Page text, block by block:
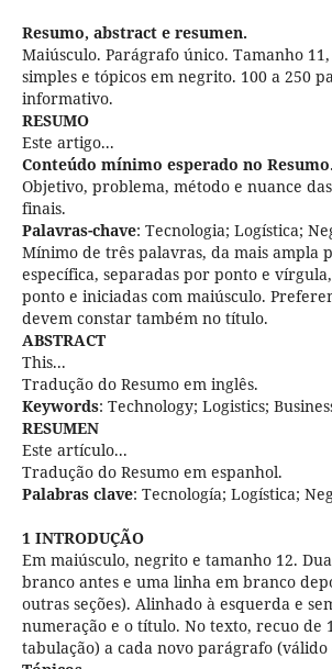
Resumo, abstract e resumen.
Maiúsculo. Parágrafo único. Tamanho
simples e tópicos em negrito. 100 a 250
informativo.
RESUMO
Este artigo...
Conteúdo mínimo esperado no Resumo.
Objetivo, problema, método e nuance
finais.
Palavras-chave: Tecnologia; Logística;
Mínimo de três palavras, da mais ampla
específica, separadas por ponto e
ponto e iniciadas com maiúsculo.
devem constar também no título.
ABSTRACT
This...
Tradução do Resumo em inglês.
Keywords: Technology; Logistics;
RESUMEN
Este artículo...
Tradução do Resumo em espanhol.
Palabras clave: Tecnología; Logística;
1 INTRODUÇÃO
Em maiúsculo, negrito e tamanho 12.
branco antes e uma linha em branco
outras seções). Alinhado à esquerda e
numeração e o título. No texto, recuo de
tabulação) a cada novo parágrafo